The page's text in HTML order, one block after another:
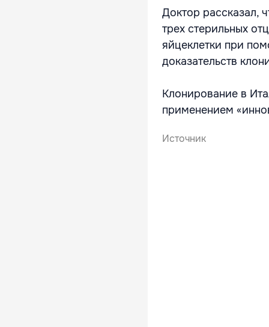
Доктор рассказал,
трех стерильных
яйцеклетки при
доказательств
Клонирование в
применением
Источник